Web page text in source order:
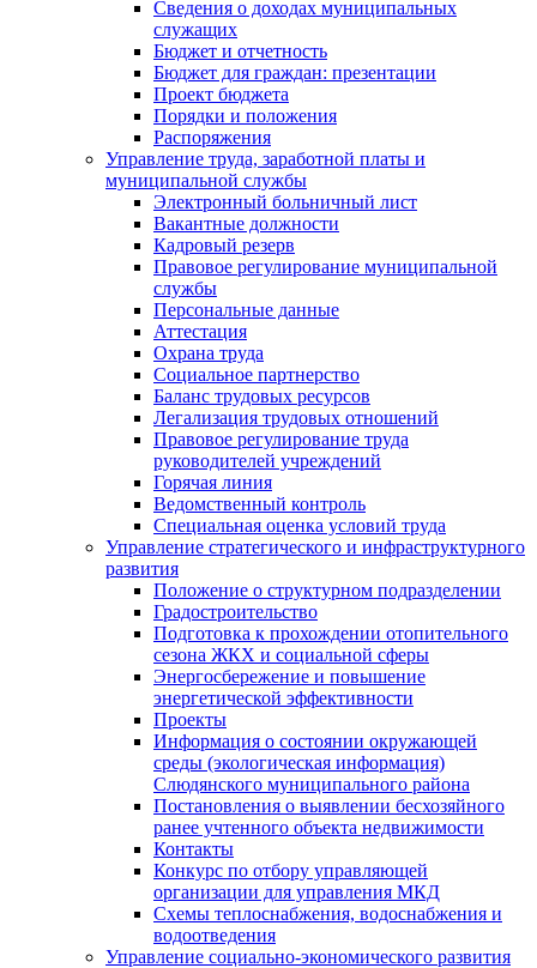
Сведения о доходах муниципальных
служащих
Бюджет и отчетность
Бюджет для граждан: презентации
Проект бюджета
Порядки и положения
Распоряжения
Управление труда, заработной платы и
муниципальной службы
Электронный больничный лист
Вакантные должности
Кадровый резерв
Правовое регулирование муниципальной
службы
Персональные данные
Аттестация
Охрана труда
Социальное партнерство
Баланс трудовых ресурсов
Легализация трудовых отношений
Правовое регулирование труда
руководителей учреждений
Горячая линия
Ведомственный контроль
Специальная оценка условий труда
Управление стратегического и инфраструктурного
развития
Положение о структурном подразделении
Градостроительство
Подготовка к прохождении отопительного
сезона ЖКХ и социальной сферы
Энергосбережение и повышение
энергетической эффективности
Проекты
Информация о состоянии окружающей
среды (экологическая информация)
Слюдянского муниципального района
Постановления о выявлении бесхозяйного
ранее учтенного объекта недвижимости
Контакты
Конкурс по отбору управляющей
организации для управления МКД
Схемы теплоснабжения, водоснабжения и
водоотведения
Управление социально-экономического развития